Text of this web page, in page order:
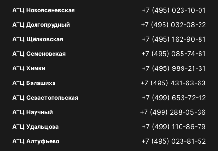
АТЦ Новоясеневская +7 (495) 023-10-01
АТЦ Долгопрудный +7 (495) 032-08-22
АТЦ Щёлковская +7 (495) 162-90-81
АТЦ Семеновская +7 (495) 085-74-61
АТЦ Химки +7 (495) 989-21-31
АТЦ Балашиха +7 (495) 431-63-63
АТЦ Севастопольская +7 (499) 653-72-12
АТЦ Научный +7 (499) 288-05-36
АТЦ Удальцова +7 (499) 110-86-79
АТЦ Алтуфьево +7 (495) 023-81-52